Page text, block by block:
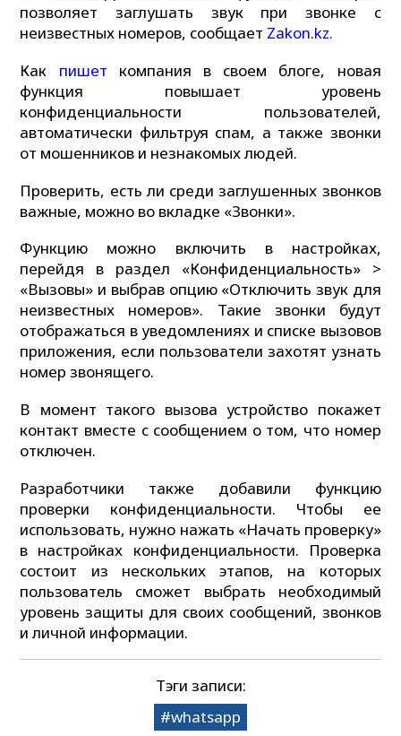
позволяет заглушать звук при звонке с
неизвестных номеров, сообщает Zakon.kz.
Как пишет компания в своем блоге, новая
функция повышает уровень
конфиденциальности пользователей,
автоматически фильтруя спам, а также звонки
от мошенников и незнакомых людей.
Проверить, есть ли среди заглушенных звонков
важные, можно во вкладке «Звонки».
Функцию можно включить в настройках,
перейдя в раздел «Конфиденциальность» >
«Вызовы» и выбрав опцию «Отключить звук для
неизвестных номеров». Такие звонки будут
отображаться в уведомлениях и списке вызовов
приложения, если пользователи захотят узнать
номер звонящего.
В момент такого вызова устройство покажет
контакт вместе с сообщением о том, что номер
отключен.
Разработчики также добавили функцию
проверки конфиденциальности. Чтобы ее
использовать, нужно нажать «Начать проверку»
в настройках конфиденциальности. Проверка
состоит из нескольких этапов, на которых
пользователь сможет выбрать необходимый
уровень защиты для своих сообщений, звонков
и личной информации.
Тэги записи:
whatsapp